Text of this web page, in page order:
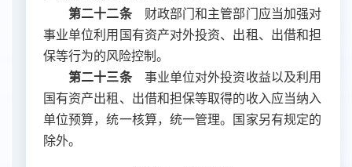
第二十二条财政部门和主管部门应当加强对
事业单位利用国有资产对外投资、出租、出借和担
保等行为的风险控制。
第二十三条事业单位对外投资收益以及利用
国有资产出租、出借和担保等取得的收入应当纳入
单位预算，统一核算，统一管理。国家另有规定的
除外。